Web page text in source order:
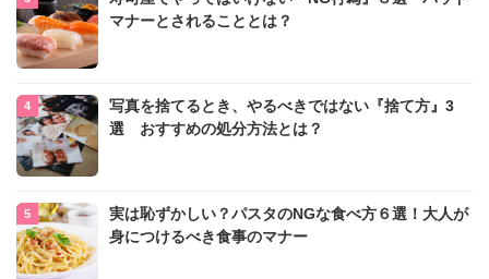
マナーとされることとは？
写真を捨てるとき、やるべきではない『捨て方』3
選 おすすめの処分方法とは？
実は恥ずかしい？パスタのNGな食べ方６選！大人が
身につけるべき食事のマナー